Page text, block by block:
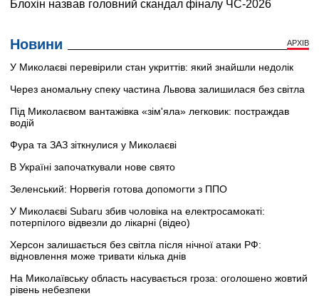
Новини АРХІВ
У Миколаєві перевірили стан укриттів: який знайшли недолік
Через аномальну спеку частина Львова залишилася без світла
Під Миколаєвом вантажівка «зім'яла» легковик: постраждав
водій
Фура та ЗАЗ зіткнулися у Миколаєві
В Україні започаткували нове свято
Зеленський: Норвегія готова допомогти з ППО
У Миколаєві Subaru збив чоловіка на електросамокаті:
потерпілого відвезли до лікарні (відео)
Херсон залишається без світла після нічної атаки РФ:
відновлення може тривати кілька днів
На Миколаївську область насувається гроза: оголошено жовтий
рівень небезпеки